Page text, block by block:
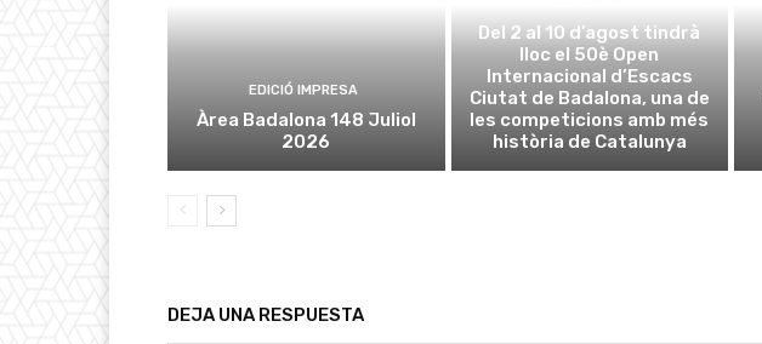
EDICIÓ IMPRESA
Àrea Badalona 148 Juliol
2026
Del 2 al 10 d’agost tindrà
lloc el 50è Open
Internacional d’Escacs
Ciutat de Badalona, una de
les competicions amb més
història de Catalunya
DEJA UNA RESPUESTA